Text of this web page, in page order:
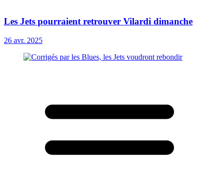
Les Jets pourraient retrouver Vilardi dimanche
26 avr. 2025